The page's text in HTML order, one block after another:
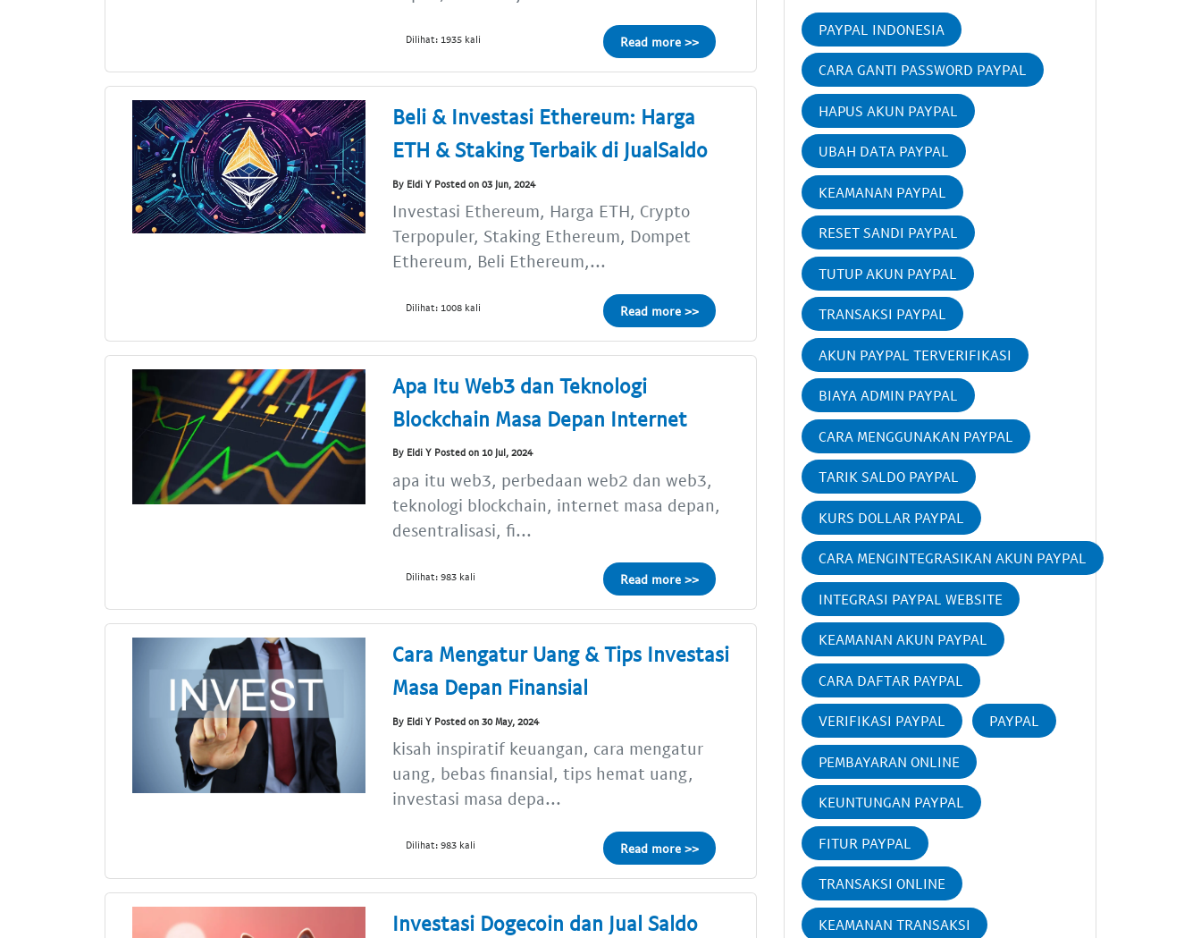
Dilihat: 1935 kali Read more >>
Beli & Investasi Ethereum: Harga
ETH & Staking Terbaik di JualSaldo
By Eldi Y Posted on 03 Jun, 2024
Investasi Ethereum, Harga ETH, Crypto
Terpopuler, Staking Ethereum, Dompet
Ethereum, Beli Ethereum,...
Dilihat: 1008 kali Read more >>
Apa Itu Web3 dan Teknologi
Blockchain Masa Depan Internet
By Eldi Y Posted on 10 Jul, 2024
apa itu web3, perbedaan web2 dan web3,
teknologi blockchain, internet masa depan,
desentralisasi, fi...
Dilihat: 983 kali Read more >>
Cara Mengatur Uang & Tips Investasi
Masa Depan Finansial
By Eldi Y Posted on 30 May, 2024
kisah inspiratif keuangan, cara mengatur
uang, bebas finansial, tips hemat uang,
investasi masa depa...
Dilihat: 983 kali Read more >>
Investasi Dogecoin dan Jual Saldo
PAYPAL INDONESIA
CARA GANTI PASSWORD PAYPAL
HAPUS AKUN PAYPAL
UBAH DATA PAYPAL
KEAMANAN PAYPAL
RESET SANDI PAYPAL
TUTUP AKUN PAYPAL
TRANSAKSI PAYPAL
AKUN PAYPAL TERVERIFIKASI
BIAYA ADMIN PAYPAL
CARA MENGGUNAKAN PAYPAL
TARIK SALDO PAYPAL
KURS DOLLAR PAYPAL
CARA MENGINTEGRASIKAN AKUN PAYPAL
INTEGRASI PAYPAL WEBSITE
KEAMANAN AKUN PAYPAL
CARA DAFTAR PAYPAL
VERIFIKASI PAYPAL PAYPAL
PEMBAYARAN ONLINE
KEUNTUNGAN PAYPAL
FITUR PAYPAL
TRANSAKSI ONLINE
KEAMANAN TRANSAKSI